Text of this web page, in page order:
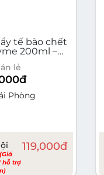
tế bào chết
200ml –
nhiên
lẻ
đ
Phòng
(Giá
hỗ trợ
119,000đ